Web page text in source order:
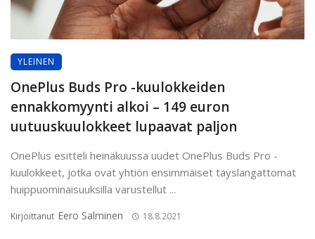
YLEINEN
OnePlus Buds Pro -kuulokkeiden
ennakkomyynti alkoi – 149 euron
uutuuskuulokkeet lupaavat paljon
OnePlus esitteli heinäkuussa uudet OnePlus Buds Pro -
kuulokkeet, jotka ovat yhtiön ensimmäiset täyslangattomat
huippuominaisuuksilla varustellut ...
Kirjoittanut Eero Salminen 18.8.2021